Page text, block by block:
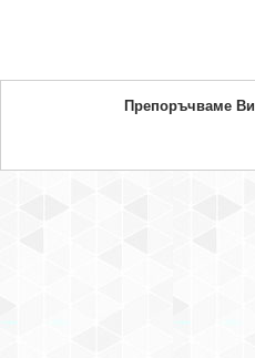
Препоръчваме Ви